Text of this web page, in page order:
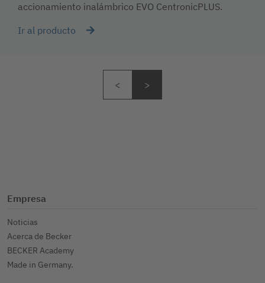
accionamiento inalámbrico EVO CentronicPLUS.
Ir al producto
Empresa
Noticias
Acerca de Becker
BECKER Academy
Made in Germany.